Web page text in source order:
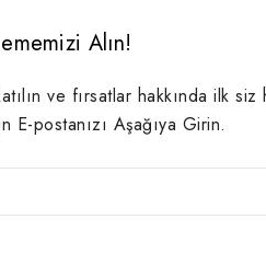
Alın!
ve fırsatlar hakkında ilk
E-postanızı Aşağıya Girin.